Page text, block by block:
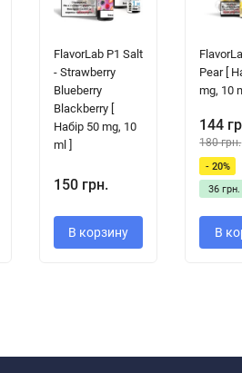
FlavorLab P1 Salt
- Strawberry
Blueberry
Blackberry [
Набір 50 mg, 10
ml ]
150 грн.
В корзину
Pear [
mg, 10
144
180 грн.
- 20%
36 грн.
В